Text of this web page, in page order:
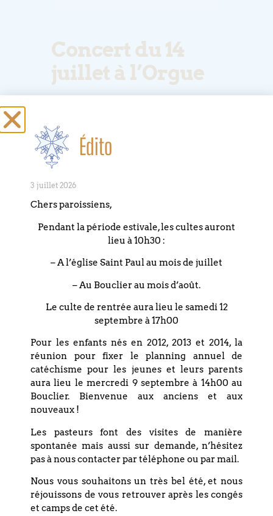
Concert du 14
juillet à l’Orgue
PARTAGEZ CET
+ Ajouter à mon Agenda Google
+ Exporter vers iCal
Précédent
Suivant
Édito
3 juillet 2026
Chers paroissiens,
Pendant la période estivale, les cultes auront
lieu à 10h30 :
– A l’église Saint Paul au mois de juillet
– Au Bouclier au mois d’août.
Le culte de rentrée aura lieu le samedi 12
septembre à 17h00
Pour les enfants nés en 2012, 2013 et 2014, la
réunion pour fixer le planning annuel de
catéchisme pour les jeunes et leurs parents
aura lieu le mercredi 9 septembre à 14h00 au
Bouclier. Bienvenue aux anciens et aux
nouveaux !
Les pasteurs font des visites de manière
spontanée mais aussi sur demande, n’hésitez
pas à nous contacter par téléphone ou par mail.
Nous vous souhaitons un très bel été, et nous
réjouissons de vous retrouver après les congés
et camps de cet été.